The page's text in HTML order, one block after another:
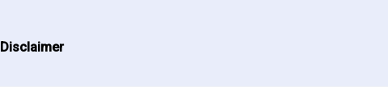
Disclaimer